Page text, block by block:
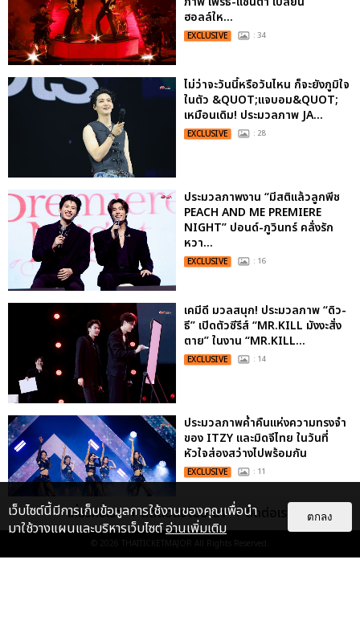
ฮอลล์ให...
EXCLUSIVE : 34
ไม่ว่าจะวันนี้หรือวันไหน ก็จะยังภูมิใจ
ในตัว &QUOT;แจบอม&QUOT;
เหมือนเดิม! ประมวลภาพ JA...
EXCLUSIVE : 28
ประมวลภาพงาน “มีสติแล้วลูกพีช
PEACH AND ME PREMIERE
NIGHT” ปอนด์-ภูวินทร์ คลั่งรัก
หวา...
EXCLUSIVE : 16
เคมีดี มวลสนุก! ประมวลภาพ “ดิว-
ธี” เปิดตัวซีรีส์ “MR.KILL มังงะสั่ง
ตาย” ในงาน “MR.KILL...
EXCLUSIVE : 14
ประมวลภาพค่ำคืนแห่งความทรงจำ
ของ ITZY และมิดจีไทย ในวันที่
หัวใจส่องสว่างไปพร้อมกัน
EXCLUSIVE : 11
เกี่ยวกับเรา ติดต่อลงโฆษณา ติดต่อเรา
© 2026 THAITICKETMAJOR All Rights Reserved.
เว็บไซต์นี้มีการเก็บข้อมูลการใช้งานของคุณเพื่อนำ
มาใช้วางแผนและบริหารเว็บไซต์อ่านเพิ่มเติม
ตกลง